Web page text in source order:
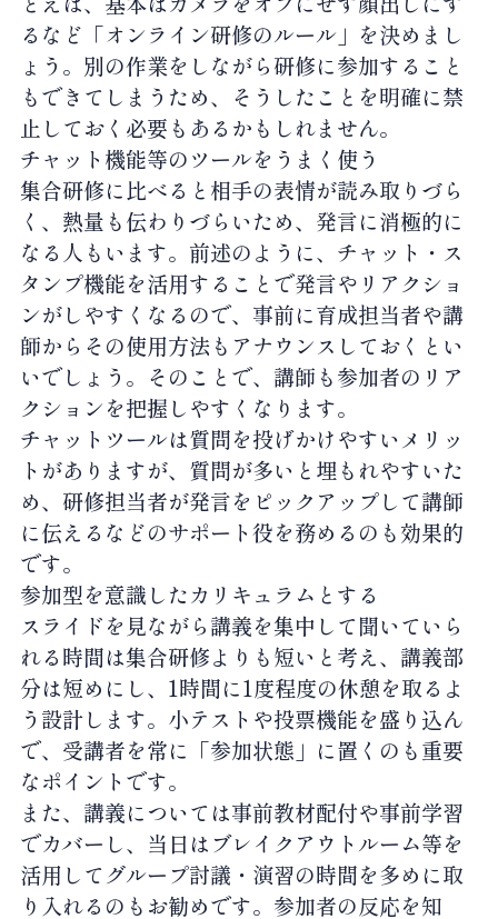
るなど「オンライン研修のルール」を決めまし
ょう。別の作業をしながら研修に参加すること
もできてしまうため、そうしたことを明確に禁
止しておく必要もあるかもしれません。
チャット機能等のツールをうまく使う
集合研修に比べると相手の表情が読み取りづら
く、熱量も伝わりづらいため、発言に消極的に
なる人もいます。前述のように、チャット・ス
タンプ機能を活用することで発言やリアクショ
ンがしやすくなるので、事前に育成担当者や講
師からその使用方法もアナウンスしておくとい
いでしょう。そのことで、講師も参加者のリア
クションを把握しやすくなります。
チャットツールは質問を投げかけやすいメリッ
トがありますが、質問が多いと埋もれやすいた
め、研修担当者が発言をピックアップして講師
に伝えるなどのサポート役を務めるのも効果的
です。
参加型を意識したカリキュラムとする
スライドを見ながら講義を集中して聞いていら
れる時間は集合研修よりも短いと考え、講義部
分は短めにし、1時間に1度程度の休憩を取るよ
う設計します。小テストや投票機能を盛り込ん
で、受講者を常に「参加状態」に置くのも重要
なポイントです。
また、講義については事前教材配付や事前学習
でカバーし、当日はブレイクアウトルーム等を
活用してグループ討議・演習の時間を多めに取
り入れるのもお勧めです。参加者の反応を知